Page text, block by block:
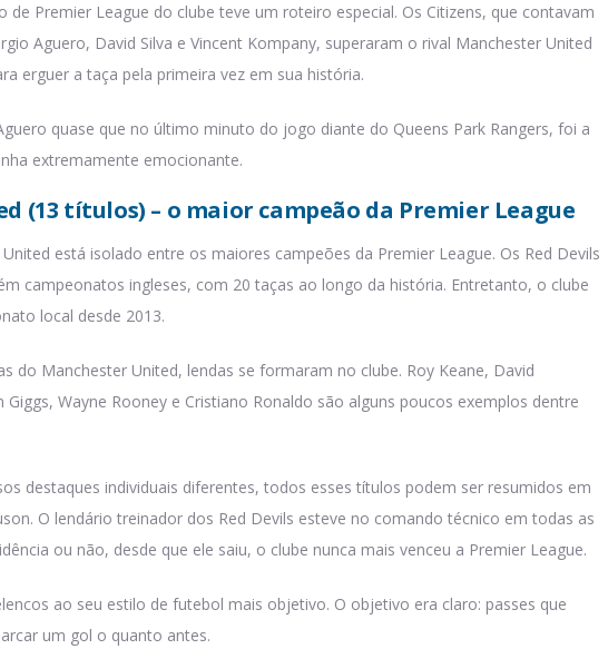
Premier League do clube teve um roteiro especial. Os Citizens, que contavam
Aguero, David Silva e Vincent Kompany, superaram o rival Manchester United
erguer a taça pela primeira vez em sua história.
quase que no último minuto do jogo diante do Queens Park Rangers, foi a
extremamente emocionante.
(13 títulos) – o maior campeão da Premier League
está isolado entre os maiores campeões da Premier League. Os Red Devils
campeonatos ingleses, com 20 taças ao longo da história. Entretanto, o clube
local desde 2013.
do Manchester United, lendas se formaram no clube. Roy Keane, David
Giggs, Wayne Rooney e Cristiano Ronaldo são alguns poucos exemplos dentre
destaques individuais diferentes, todos esses títulos podem ser resumidos em
O lendário treinador dos Red Devils esteve no comando técnico em todas as
ou não, desde que ele saiu, o clube nunca mais venceu a Premier League.
ao seu estilo de futebol mais objetivo. O objetivo era claro: passes que
um gol o quanto antes.